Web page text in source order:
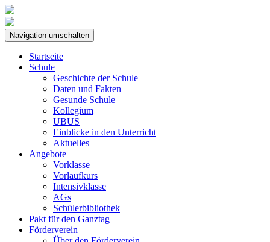
Navigation umschalten
Startseite
Schule
Geschichte der Schule
Daten und Fakten
Gesunde Schule
Kollegium
UBUS
Einblicke in den Unterricht
Aktuelles
Angebote
Vorklasse
Vorlaufkurs
Intensivklasse
AGs
Schülerbibliothek
Pakt für den Ganztag
Förderverein